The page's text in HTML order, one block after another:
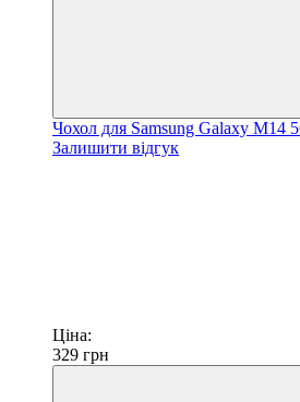
Чохол для Samsung Galaxy M14
Залишити відгук
Ціна:
329 грн